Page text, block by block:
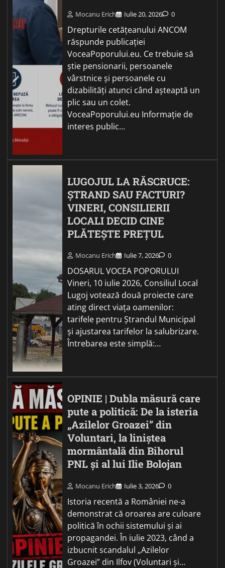
Mocanu Erich Iulie 20, 2026 0
Drepturile cetățeanului ANCOM
răspunde publicației
VoceaPoporului.eu. Ce trebuie să
știe pensionarii, persoanele
vârstnice și persoanele cu
dizabilități atunci când așteaptă un
plic sau un colet.
VoceaPoporului.eu Informație de
interes public…
LUGOJUL LA RĂSCRUCE:
ȘTRAND SAU FACTURI?
VINERI, CONSILIERII
LOCALI DECID CINE
PLĂTEȘTE PREȚUL
Mocanu Erich Iulie 7, 2026 0
DOSARUL VOCEA POPORULUI
Vineri, 10 iulie 2026, Consiliul Local
Lugoj votează două proiecte care
ating direct viața oamenilor:
tarifele pentru Ștrandul Municipal
și ajustarea tarifelor la salubrizare.
Întrebarea este simplă:…
OPINIE | Dubla măsură care
pute a politică: De la isteria
„Azilelor Groazei” din
Voluntari, la liniștea
mormântală din Bihorul
PNL și al lui Ilie Bolojan
Mocanu Erich Iulie 3, 2026 0
Istoria recentă a României ne-a
demonstrat că oroarea are culoare
politică în ochii sistemului și ai
propagandei. În iulie 2023, când a
izbucnit scandalul „Azilelor
Groazei” din Ilfov (Voluntari și…